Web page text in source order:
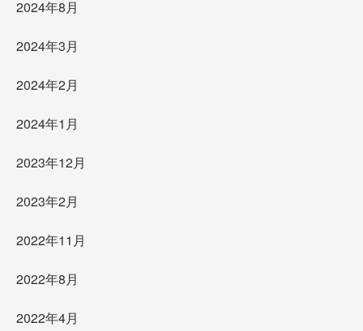
2024年8月
2024年3月
2024年2月
2024年1月
2023年12月
2023年2月
2022年11月
2022年8月
2022年4月